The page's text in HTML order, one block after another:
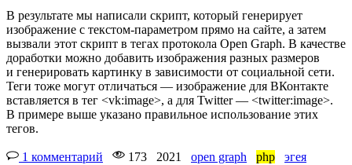
В результате мы написали скрипт, который генерирует
изображение с текстом-параметром прямо на сайте, а затем
вызвали этот скрипт в тегах протокола Open Graph. В качестве
доработки можно добавить изображения разных размеров
и генерировать картинку в зависимости от социальной сети.
Теги тоже могут отличаться — изображение для ВКонтакте
вставляется в тег <vk:image>, а для Twitter — <twitter:image>.
В примере выше указано правильное использование этих
тегов.
1 комментарий 173 2021 open graph php
эгея